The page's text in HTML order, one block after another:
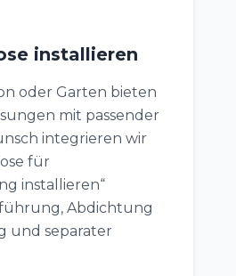
installieren
oder Garten bieten
mit passender
integrieren wir
für
installieren“
Abdichtung
und separater